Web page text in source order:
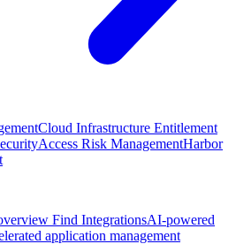
Cloud Infrastructure Entitlement
Access Risk ManagementHarbor
Find IntegrationsAI-powered
application management